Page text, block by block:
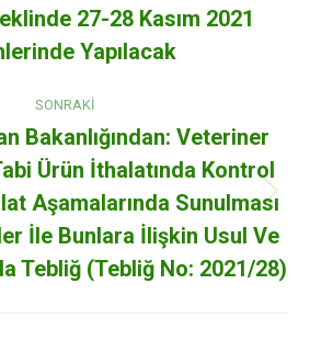
post:
27-28 Kasım 2021
Yapılacak
SONRAKI
Next
post:
Bakanlığından: Veteriner
Ürün İthalatında Kontrol
Aşamalarında Sunulması
İle Bunlara İlişkin Usul Ve
Tebliğ (Tebliğ No: 2021/28)